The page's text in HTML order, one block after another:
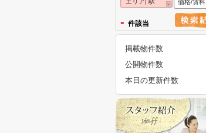
価格/賃料
- 件該当
掲載物件数
公開物件数
本日の更新件数